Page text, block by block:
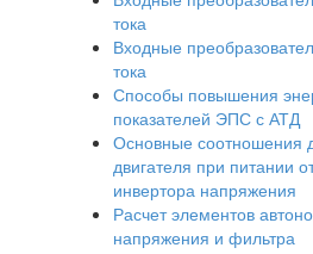
тока
Входные
тока
Способы повышения
показателей ЭПС с АТД
Основные соотношения
двигателя при питании
инвертора напряжения
Расчет элементов
напряжения и фильтра